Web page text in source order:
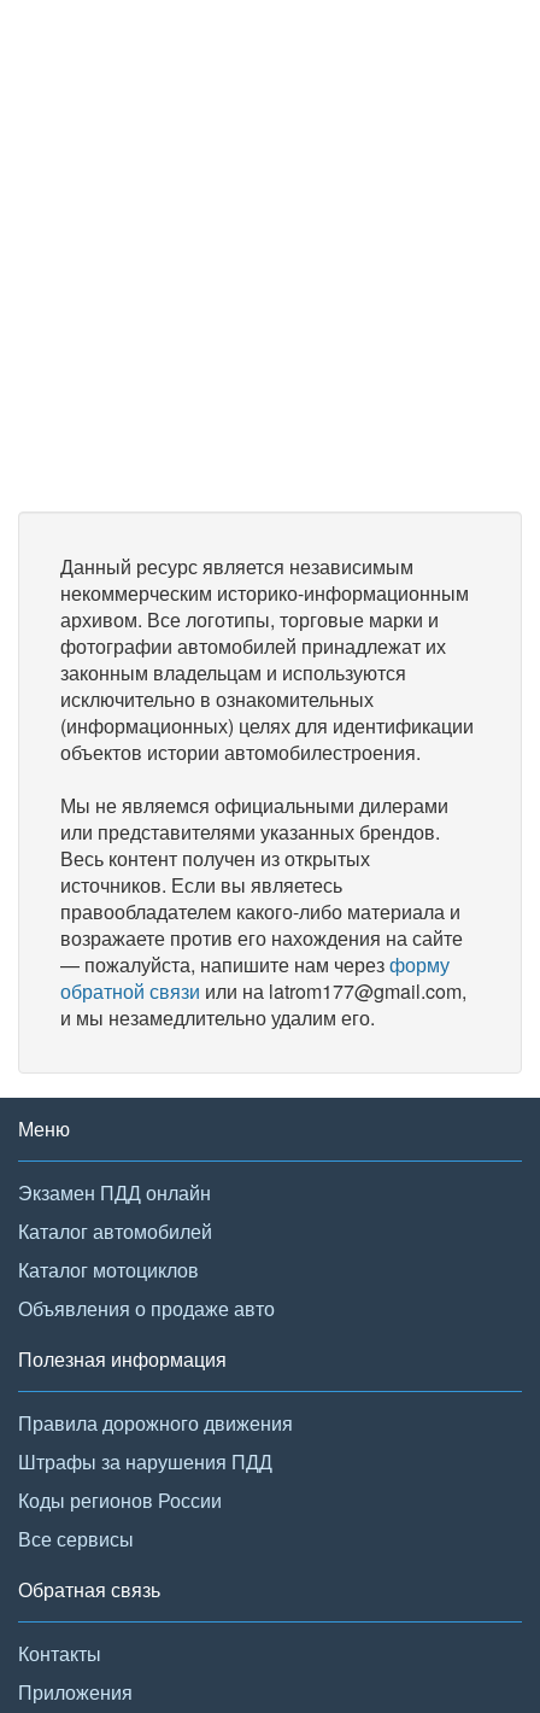
Данный ресурс является независимым
некоммерческим историко-информационным
архивом. Все логотипы, торговые марки и
фотографии автомобилей принадлежат их
законным владельцам и используются
исключительно в ознакомительных
(информационных) целях для идентификации
объектов истории автомобилестроения.
Мы не являемся официальными дилерами
или представителями указанных брендов.
Весь контент получен из открытых
источников. Если вы являетесь
правообладателем какого-либо материала и
возражаете против его нахождения на сайте
— пожалуйста, напишите нам черезформу
обратной связи или на latrom177@gmail.com,
и мы незамедлительно удалим его.
Меню
Экзамен ПДД онлайн
Каталог автомобилей
Каталог мотоциклов
Объявления о продаже авто
Полезная информация
Правила дорожного движения
Штрафы за нарушения ПДД
Коды регионов России
Все сервисы
Обратная связь
Контакты
Приложения